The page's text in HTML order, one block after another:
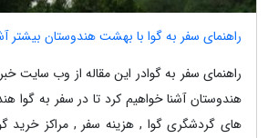
راهنمای سفر به گوا با بهشت هندوستان بیشتر
راهنمای سفر به گوادر این مقاله از وب سایت
هندوستان آشنا خواهیم کرد تا در سفر به گوا
های گردشگری گوا , هزینه سفر , مراکز خرید